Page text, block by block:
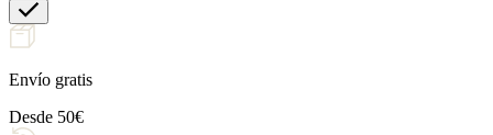
Envío gratis
Desde 50€